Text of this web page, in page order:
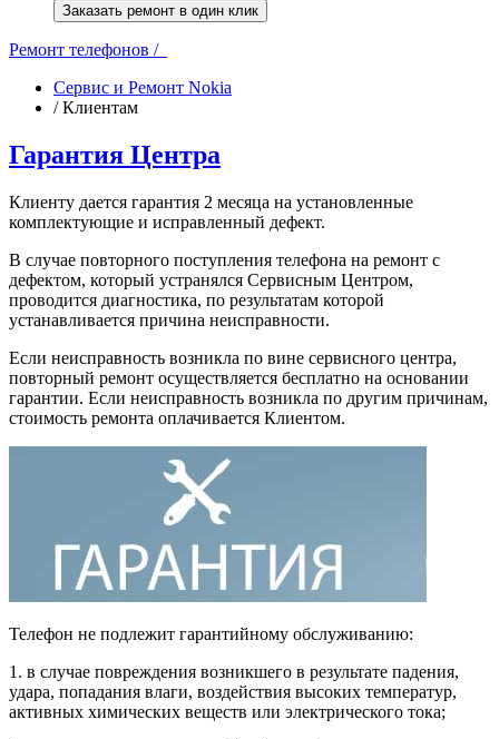
Ремонт телефонов /
Сервис и Ремонт Nokia
/Клиентам
Гарантия Центра
Клиенту дается гарантия 2 месяца на установленные
комплектующие и исправленный дефект.
В случае повторного поступления телефона на ремонт с
дефектом, который устранялся Сервисным Центром,
проводится диагностика, по результатам которой
устанавливается причина неисправности.
Если неисправность возникла по вине сервисного центра,
повторный ремонт осуществляется бесплатно на основании
гарантии. Если неисправность возникла по другим причинам,
стоимость ремонта оплачивается Клиентом.
Телефон не подлежит гарантийному обслуживанию:
1. в случае повреждения возникшего в результате падения,
удара, попадания влаги, воздействия высоких температур,
активных химических веществ или электрического тока;